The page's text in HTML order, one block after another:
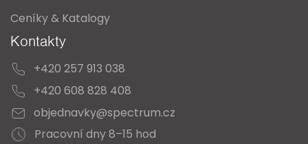
Ceníky & Katalogy
Kontakty
+420 257 913 038
+420 608 828 408
objednavky@spectrum.cz
Pracovní dny 8–15 hod